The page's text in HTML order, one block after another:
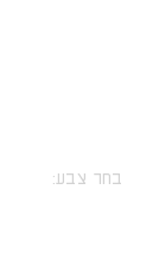
בחר צבע: